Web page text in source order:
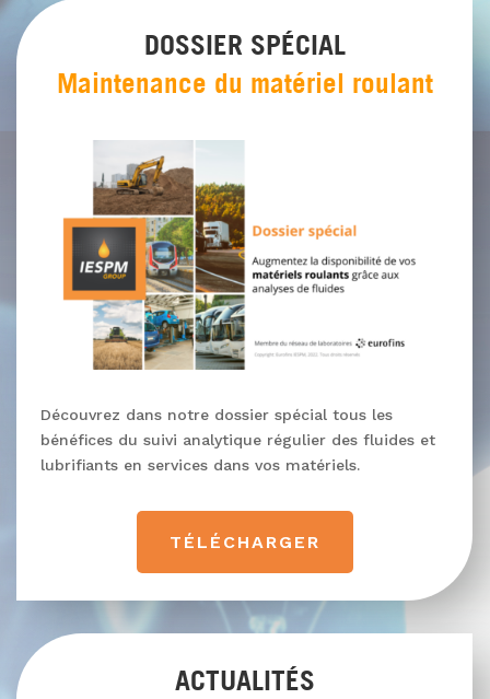
DOSSIER SPÉCIAL
Maintenance du matériel roulant
Découvrez dans notre dossier spécial tous les
bénéfices du suivi analytique régulier des fluides et
lubrifiants en services dans vos matériels.
TÉLÉCHARGER
ACTUALITÉS